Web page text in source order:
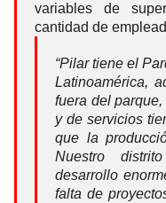
variables de
cantidad de
“Pilar tiene el
Latinoamérica,
fuera del
y de servicios
que la
Nuestro
desarrollo
falta de